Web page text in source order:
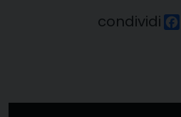
condividi